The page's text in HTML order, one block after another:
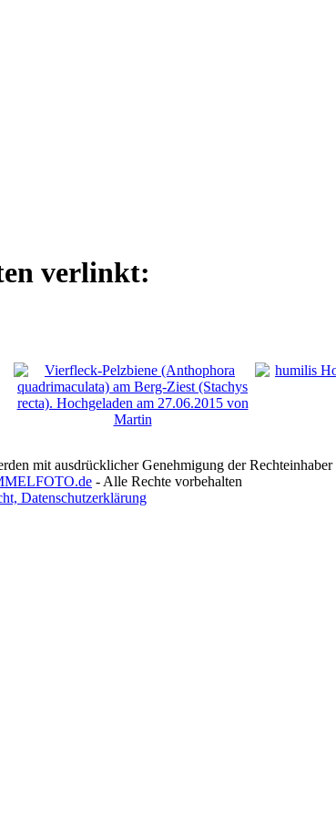
verlinkt:
mit ausdrücklicher Genehmigung der
- Alle Rechte vorbehalten
Datenschutzerklärung